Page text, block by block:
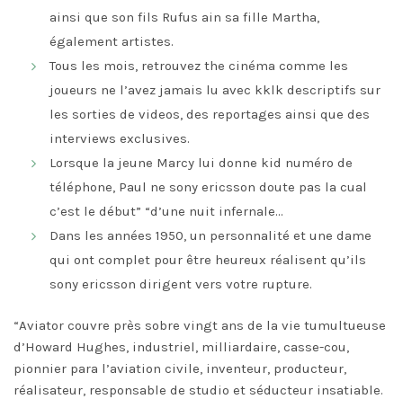
ainsi que son fils Rufus ain sa fille Martha,
également artistes.
Tous les mois, retrouvez the cinéma comme les
joueurs ne l’avez jamais lu avec kklk descriptifs sur
les sorties de videos, des reportages ainsi que des
interviews exclusives.
Lorsque la jeune Marcy lui donne kid numéro de
téléphone, Paul ne sony ericsson doute pas la cual
c’est le début” “d’une nuit infernale…
Dans les années 1950, un personnalité et une dame
qui ont complet pour être heureux réalisent qu’ils
sony ericsson dirigent vers votre rupture.
“Aviator couvre près sobre vingt ans de la vie tumultueuse
d’Howard Hughes, industriel, milliardaire, casse-cou,
pionnier para l’aviation civile, inventeur, producteur,
réalisateur, responsable de studio et séducteur insatiable.